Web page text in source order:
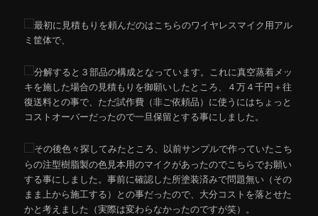
最初に見積もりを頼んだのはこちらのワイヤレスマイク用アル
ミ筐体で、
分解すると３部品の構成となっています。これに真空蒸着メッ
キを施した場合の見積もりを御願いしたところ、４万４千円＋往
復送料との事で、ただ試作費（非ご依頼品）に使うにはちょっと
コストオーバーだったので一旦保留とする事にしました。
その後色々探してみたところ、以前サンプルで作っていたこち
らの注型樹脂製の色見本用のマイクがあったのでこちらでお願い
する事にしました。事前に確認した所塗装済みで問題無い（その
まま上から施工する）との事だったので、大分コストを落とせた
かと考えました（実際は変わらなかったのですが笑）。